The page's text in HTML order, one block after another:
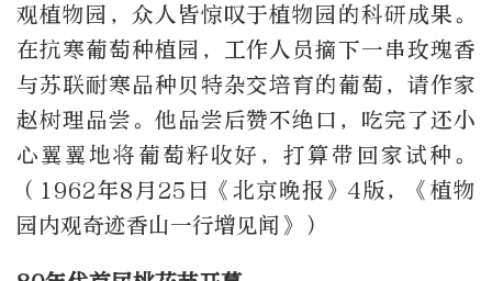
观植物园，众人皆惊叹于植物园的科研成果。
在抗寒葡萄种植园，工作人员摘下一串玫瑰香
与苏联耐寒品种贝特杂交培育的葡萄，请作家
赵树理品尝。他品尝后赞不绝口，吃完了还小
心翼翼地将葡萄籽收好，打算带回家试种。
（1962年8月25日《北京晚报》4版，《植物
园内观奇迹香山一行增见闻》）